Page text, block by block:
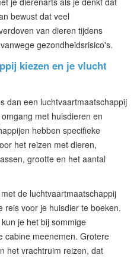
bewust dat veel
van dieren tijdens
gezondheidsrisico's.
kiezen en je vlucht
dan een luchtvaartmaatschappij
met huisdieren en
hebben specifieke
het reizen met dieren,
grootte en het aantal
de luchtvaartmaatschappij
reis voor je huisdier te boeken.
je het bij sommige
cabine meenemen. Grotere
het vrachtruim reizen, dat